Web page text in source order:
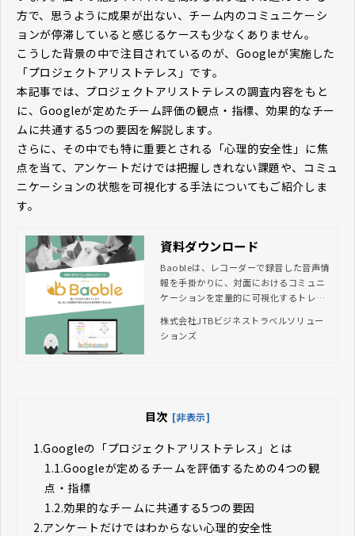
方で、思うように成果が出ない、チーム内のコミュニケーシ
ョンが停滞していると感じるケースも少なくありません。
こうした背景の中で注目されているのが、Googleが実施した
「プロジェクトアリストテレス」です。
本記事では、プロジェクトアリストテレスの調査内容をもと
に、Googleが定めたチーム評価の観点・指標、効果的なチー
ムに共通する5つの要因を解説します。
さらに、その中でも特に重要とされる「心理的安全性」に焦
点を当て、アンケートだけでは把握しきれない課題や、コミュ
ニケーションの状態を可視化する手法についてもご紹介しま
す。
資料ダウンロード
Baobleは、レコーダーで録音した音声情
報を手掛かりに、対面におけるコミュニ
ケーションを定量的に可視化するトレー
コミュニケーション力を客観的に把握で
きるようになり、人的資本経営の促進や
株式会社JTBビジネストラベルソリュー
ションズ
目次 [非表示]
1.Googleの「プロジェクトアリストテレス」とは
1.1.Googleが定めるチームを評価するための4つの観
点・指標
1.2.効果的なチームに共通する5つの要因
2.アンケートだけではわからない心理的安全性